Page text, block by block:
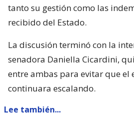
tanto su gestión como las
recibido del Estado.
La discusión terminó con la
senadora Daniella Cicardini,
entre ambas para evitar que el
continuara escalando.
Lee también...